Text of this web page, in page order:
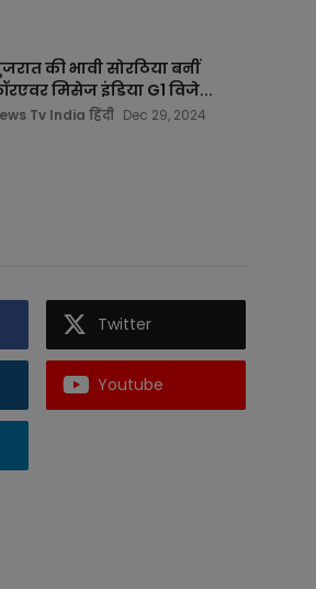
की भावी सोरठिया बनीं
मिसेज इंडिया G1 विजे...
Tv India हिंदी Dec 29, 2024
Twitter
Youtube